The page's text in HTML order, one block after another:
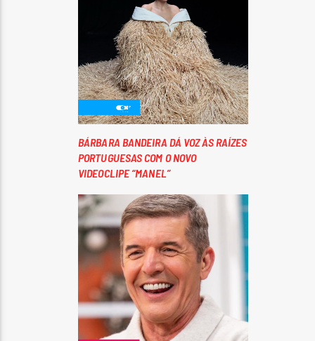
BÁRBARA BANDEIRA DÁ VOZ ÀS RAÍZES
PORTUGUESAS COM O NOVO
VIDEOCLIPE “MANEL”